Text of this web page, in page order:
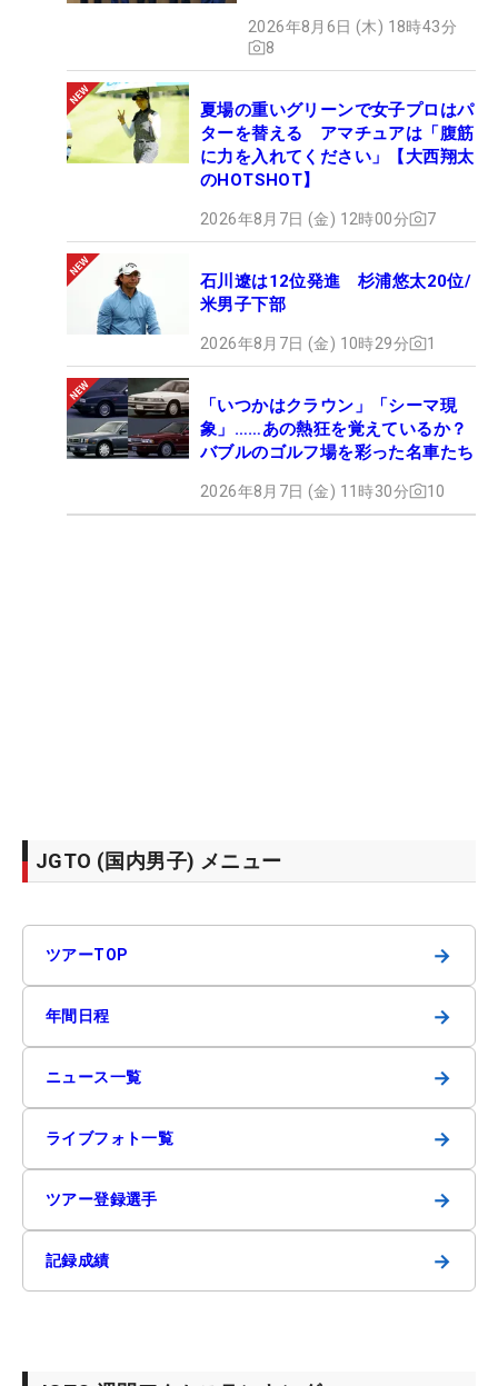
2026年8月6日 (木) 18時43分
8
夏場の重いグリーンで女子プロはパ
ターを替える アマチュアは「腹筋
に力を入れてください」【大西翔太
のHOTSHOT】
2026年8月7日 (金) 12時00分 7
石川遼は12位発進 杉浦悠太20位/
米男子下部
2026年8月7日 (金) 10時29分 1
「いつかはクラウン」「シーマ現
象」……あの熱狂を覚えているか？
バブルのゴルフ場を彩った名車たち
2026年8月7日 (金) 11時30分 10
JGTO (国内男子) メニュー
ツアーTOP →
年間日程 →
ニュース一覧 →
ライブフォト一覧 →
ツアー登録選手 →
記録成績 →